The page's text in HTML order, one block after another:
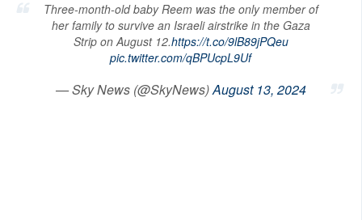
Three-month-old baby Reem was the only member of
her family to survive an Israeli airstrike in the Gaza
Strip on August 12.https://t.co/9lB89jPQeu
pic.twitter.com/qBPUcpL9Uf
— Sky News (@SkyNews)August 13, 2024